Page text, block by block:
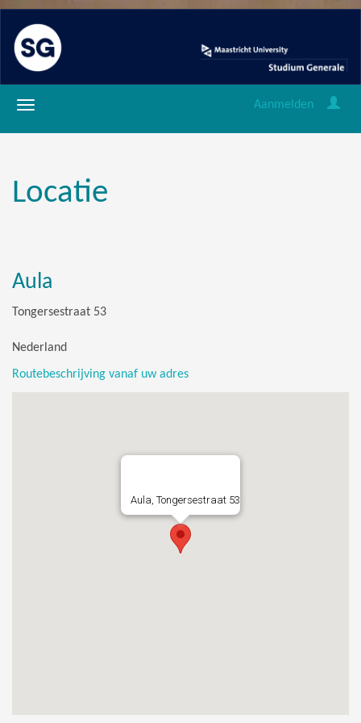
Aanmelden
Locatie
Aula
Tongersestraat 53
Nederland
Routebeschrijving vanaf uw adres
Aula, Tongersestraat 53